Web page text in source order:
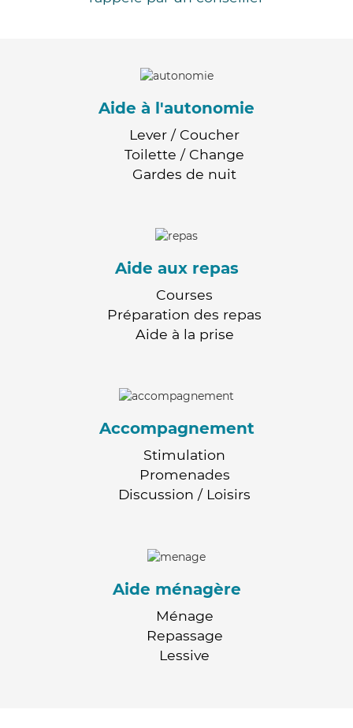
Aide à l'autonomie
Lever / Coucher
Toilette / Change
Gardes de nuit
Aide aux repas
Courses
Préparation des repas
Aide à la prise
Accompagnement
Stimulation
Promenades
Discussion / Loisirs
Aide ménagère
Ménage
Repassage
Lessive